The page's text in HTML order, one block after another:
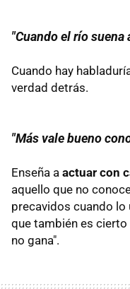
"Cuando el río suena
Cuando hay
verdad detrás.
"Más vale bueno
Enseña a actuar con
aquello que no
precavidos cuando
que también es cierto
no gana".